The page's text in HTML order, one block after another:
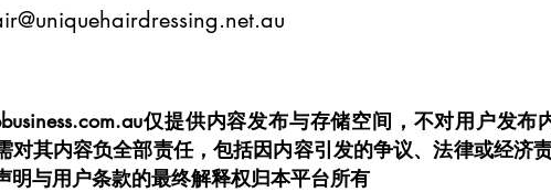
仅提供内容发布与存储空间，不对用户发
对其内容负全部责任，包括因内容引发的争议、法律或经济
明与用户条款的最终解释权归本平台所有